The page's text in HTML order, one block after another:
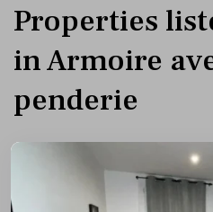
Properties
in Armoire
penderie